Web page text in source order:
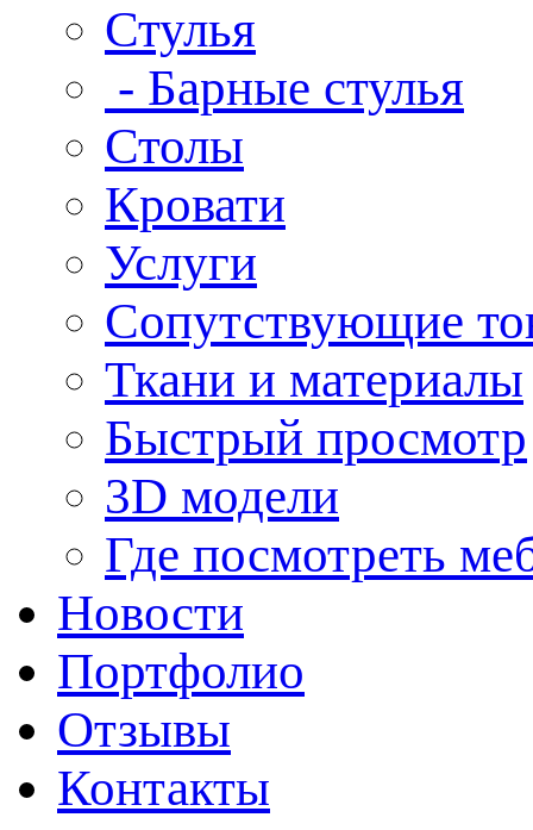
Стулья
- Барные стулья
Столы
Кровати
Услуги
Сопутствующие
Ткани и материалы
Быстрый просмотр
3D модели
Где посмотреть
Новости
Портфолио
Отзывы
Контакты